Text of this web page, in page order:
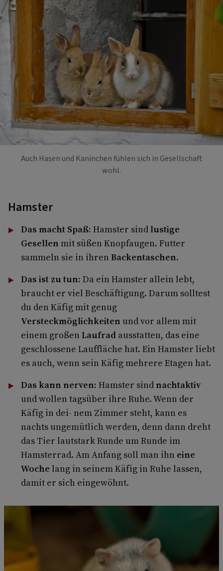
Foto: Pixabay
Auch Hasen und Kaninchen fühlen sich in Gesellschaft
wohl.
Hamster
Das macht Spaß: Hamster sind lustige
Gesellen mit süßen Knopfaugen. Futter
sammeln sie in ihren Backentaschen.
Das ist zu tun: Da ein Hamster allein lebt,
braucht er viel Beschäftigung. Darum solltest
du den Käfig mit genug
Versteckmöglichkeiten und vor allem mit
einem großen Laufrad ausstatten, das eine
geschlossene Lauffläche hat. Ein Hamster liebt
es auch, wenn sein Käfig mehrere Etagen hat.
Das kann nerven: Hamster sind nachtaktiv
und wollen tagsüber ihre Ruhe. Wenn der
Käfig in dei- nem Zimmer steht, kann es
nachts ungemütlich werden, denn dann dreht
das Tier lautstark Runde um Runde im
Hamsterrad. Am Anfang soll man ihn eine
Woche lang in seinem Käfig in Ruhe lassen,
damit er sich eingewöhnt.